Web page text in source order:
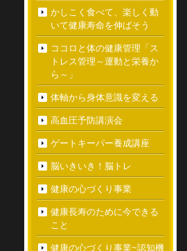
かしこく食べて、楽しく動
いて健康寿命を伸ばそう
ココロと体の健康管理「ス
トレス管理～運動と栄養か
ら～」
体軸から身体意識を変える
高血圧予防講演会
ゲートキーパー養成講座
脳いきいき！脳トレ
健康の心づくり事業
健康長寿のために今できる
こと
健康の心づくり事業~認知機